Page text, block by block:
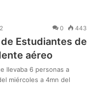
0 443
Estudiantes de
aéreo
llevaba 6 personas a
miércoles a 4mn del